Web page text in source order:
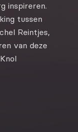
inspireren.
tussen
Reintjes,
van deze